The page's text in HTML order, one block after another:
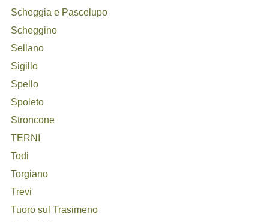
Scheggia e Pascelupo
Scheggino
Sellano
Sigillo
Spello
Spoleto
Stroncone
TERNI
Todi
Torgiano
Trevi
Tuoro sul Trasimeno